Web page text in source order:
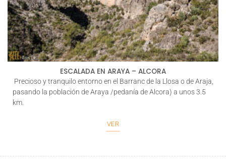
ESCALADA EN ARAYA – ALCORA
Precioso y tranquilo entorno en el Barranc de la Llosa o de Araja,
pasando la población de Araya /pedanía de Alcora) a unos 3.5
km.
VER